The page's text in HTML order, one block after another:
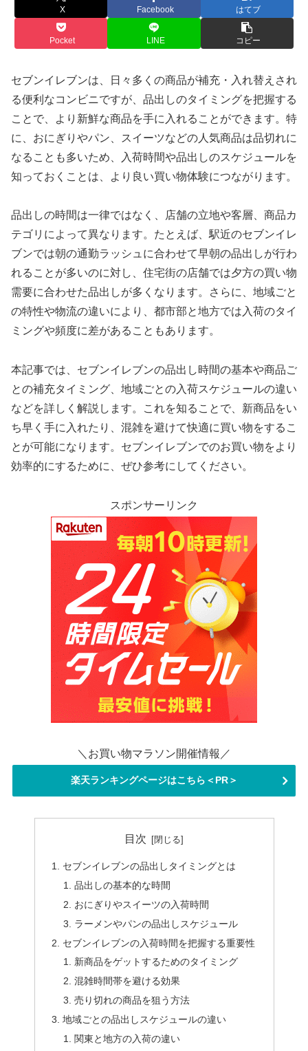
X Facebook はてブ
Pocket LINE コピー
セブンイレブンは、日々多くの商品が補充・入れ替えされ
る便利なコンビニですが、品出しのタイミングを把握する
ことで、より新鮮な商品を手に入れることができます。特
に、おにぎりやパン、スイーツなどの人気商品は品切れに
なることも多いため、入荷時間や品出しのスケジュールを
知っておくことは、より良い買い物体験につながります。
品出しの時間は一律ではなく、店舗の立地や客層、商品カ
テゴリによって異なります。たとえば、駅近のセブンイレ
ブンでは朝の通勤ラッシュに合わせて早朝の品出しが行わ
れることが多いのに対し、住宅街の店舗では夕方の買い物
需要に合わせた品出しが多くなります。さらに、地域ごと
の特性や物流の違いにより、都市部と地方では入荷のタイ
ミングや頻度に差があることもあります。
本記事では、セブンイレブンの品出し時間の基本や商品ご
との補充タイミング、地域ごとの入荷スケジュールの違い
などを詳しく解説します。これを知ることで、新商品をい
ち早く手に入れたり、混雑を避けて快適に買い物をするこ
とが可能になります。セブンイレブンでのお買い物をより
効率的にするために、ぜひ参考にしてください。
スポンサーリンク
＼お買い物マラソン開催情報／
楽天ランキングページはこちら＜PR＞
目次
セブンイレブンの品出しタイミングとは
品出しの基本的な時間
おにぎりやスイーツの入荷時間
ラーメンやパンの品出しスケジュール
セブンイレブンの入荷時間を把握する重要性
新商品をゲットするためのタイミング
混雑時間帯を避ける効果
売り切れの商品を狙う方法
地域ごとの品出しスケジュールの違い
関東と地方の入荷の違い